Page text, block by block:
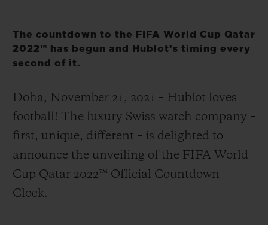
The countdown to the FIFA World Cup Qatar
2022™ has begun and Hublot’s timing every
second of it.
Doha, November 21, 2021 – Hublot loves
football! The luxury Swiss watch company –
first, unique, different – is delighted to
announce the unveiling of the FIFA World
Cup Qatar 2022™ Official Countdown
Clock.
예상 배송일
안전한 결제
기프트 파우치